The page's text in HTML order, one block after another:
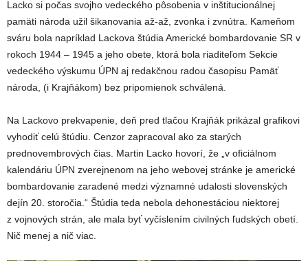
Lacko si počas svojho vedeckého pôsobenia v inštitucionálnej
pamäti národa užil šikanovania až-až, zvonka i zvnútra. Kameňom
sváru bola napríklad Lackova štúdia Americké bombardovanie SR v
rokoch 1944 – 1945 a jeho obete, ktorá bola riaditeľom Sekcie
vedeckého výskumu ÚPN aj redakčnou radou časopisu Pamäť
národa, (i Krajňákom) bez pripomienok schválená.
Na Lackovo prekvapenie, deň pred tlačou Krajňák prikázal grafikovi
vyhodiť celú štúdiu. Cenzor zapracoval ako za starých
prednovembrových čias. Martin Lacko hovorí, že „v oficiálnom
kalendáriu ÚPN zverejnenom na jeho webovej stránke je americké
bombardovanie zaradené medzi významné udalosti slovenských
dejín 20. storočia.“ Štúdia teda nebola dehonestáciou niektorej
z vojnových strán, ale mala byť vyčíslením civilných ľudských obetí.
Nič menej a nič viac.